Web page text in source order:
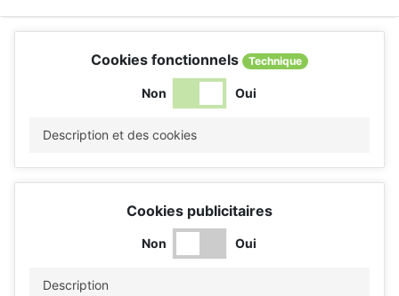
Cookies fonctionnels Technique
Non Oui
Description et des cookies
Cookies publicitaires
Non Oui
Description